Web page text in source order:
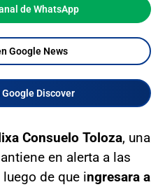
de WhatsApp
Google News
Google Discover
Consuelo Toloza, una
en alerta a las
de que ingresara a